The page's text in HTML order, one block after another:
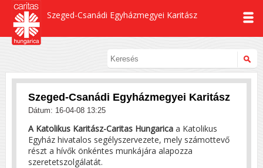
Szeged-Csanádi Egyházmegyei Karitász
Szeged-Csanádi Egyházmegyei Karitász
Dátum: 16-04-08 13:25
A Katolikus Karitász-Caritas Hungarica a Katolikus
Egyház hivatalos segélyszervezete, mely számottevő
részt a hívők önkéntes munkájára alapozza
szeretetszolgálatát.